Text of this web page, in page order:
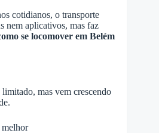
cotidianos, o transporte
nem aplicativos, mas faz
se locomover em Belém
mas vem crescendo